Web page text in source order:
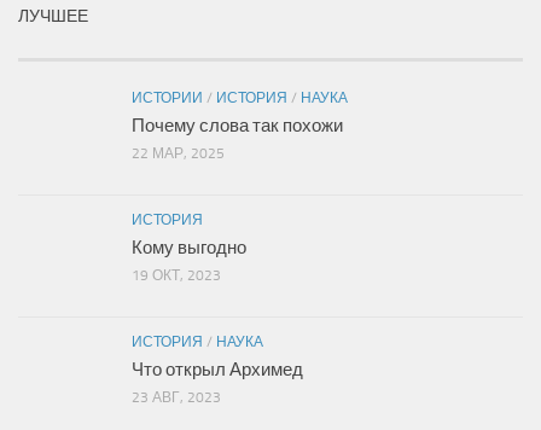
ЛУЧШЕЕ
ИСТОРИИ / ИСТОРИЯ / НАУКА
Почему слова так похожи
22 МАР, 2025
ИСТОРИЯ
Кому выгодно
19 ОКТ, 2023
ИСТОРИЯ / НАУКА
Что открыл Архимед
23 АВГ, 2023